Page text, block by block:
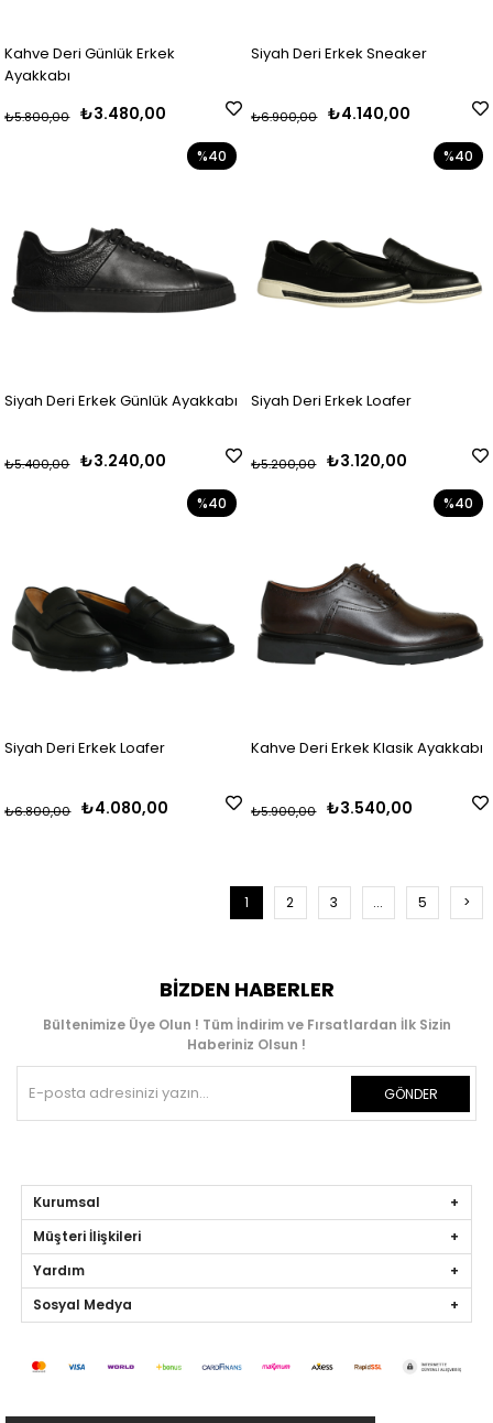
Kahve Deri Günlük Erkek
Ayakkabı
₺3.480,00
₺5.800,00
Siyah Deri Erkek Sneaker
₺4.140,00
₺6.900,00
Siyah Deri Erkek Günlük Ayakkabı
₺3.240,00
₺5.400,00
%40
Siyah Deri Erkek Loafer
₺3.120,00
₺5.200,00
%40
Siyah Deri Erkek Loafer
₺4.080,00
₺6.800,00
%40
Kahve Deri Erkek Klasik Ayakkabı
₺3.540,00
₺5.900,00
%40
1 2 3 ... 5 >
BIZDEN HABERLER
Bültenimize Üye Olun ! Tüm İndirim ve Fırsatlardan İlk Sizin
Haberiniz Olsun !
GÖNDER
Kurumsal
Müşteri İlişkileri
Yardım
Sosyal Medya